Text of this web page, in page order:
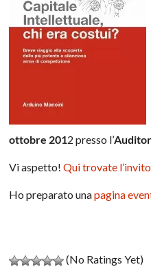
ottobre 2012 presso l’
Vi aspetto!Qui trovate
Ho preparato unapagina
(No Ratings Yet)